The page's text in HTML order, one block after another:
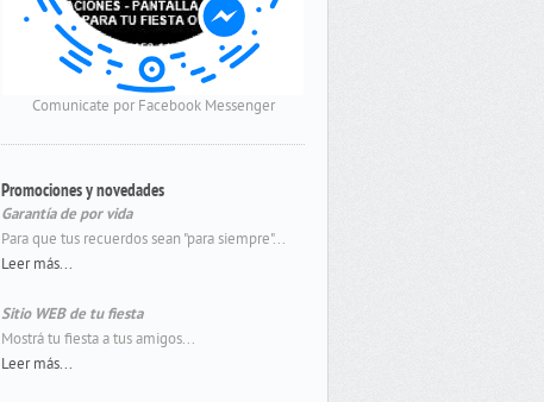
Comunicate por Facebook Messenger
Promociones y novedades
Garantía de por vida
Para que tus recuerdos sean "para siempre"...
Leer más...
Sitio WEB de tu fiesta
Mostrá tu fiesta a tus amigos...
Leer más...